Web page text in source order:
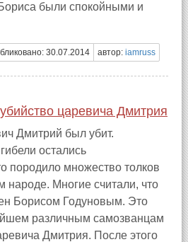
были спокойными и
30.07.2014 автор: iamruss
царевича Дмитрия
Дмитрий был убит.
остались
породило множество толков
народе. Многие считали, что
Борисом Годуновым. Это
различным самозванцам
Дмитрия. После этого